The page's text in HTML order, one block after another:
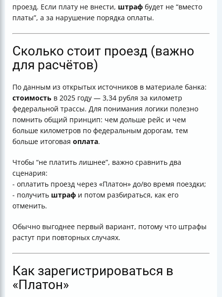
проезд. Если плату не внести, штраф будет не “вместо
платы”, а за нарушение порядка оплаты.
Сколько стоит проезд (важно
для расчётов)
По данным из открытых источников в материале банка:
стоимость в 2025 году — 3,34 рубля за километр
федеральной трассы. Для понимания логики полезно
помнить общий принцип: чем дольше рейс и чем
больше километров по федеральным дорогам, тем
больше итоговая оплата.
Чтобы “не платить лишнее”, важно сравнить два
сценария:
- оплатить проезд через «Платон» до/во время поездки;
- получить штраф и потом разбираться, как его
отменить.
Обычно выгоднее первый вариант, потому что штрафы
растут при повторных случаях.
Как зарегистрироваться в
«Платон»